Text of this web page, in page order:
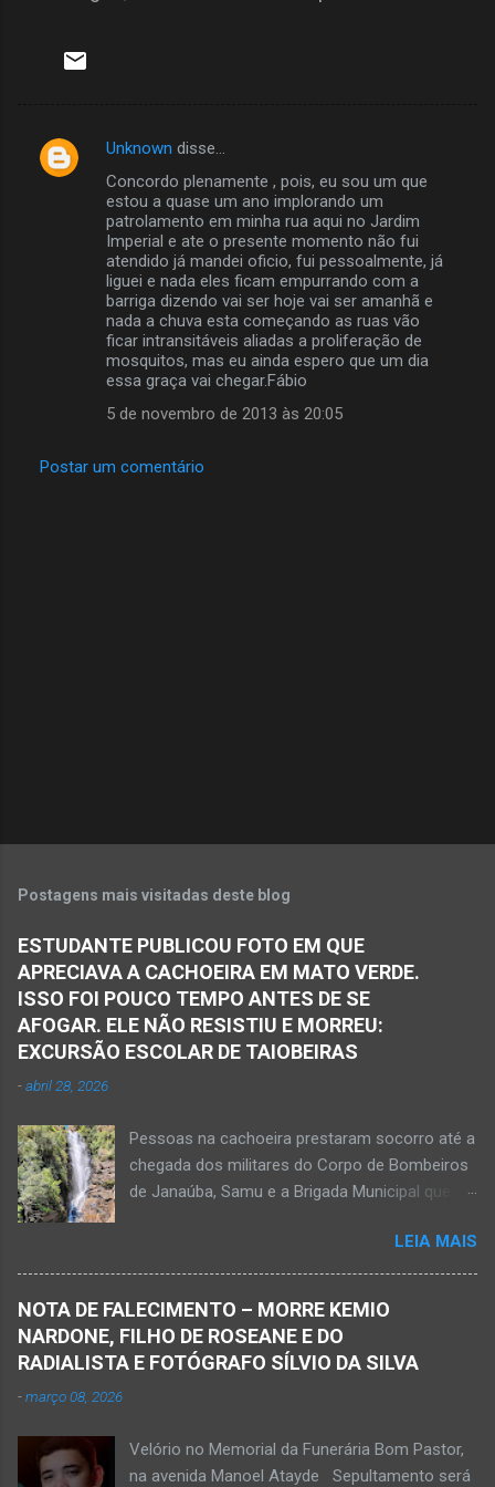
C
s
Unknown disse…
Concordo plenamente , pois, eu sou um que
estou a quase um ano implorando um
patrolamento em minha rua aqui no Jardim
Imperial e ate o presente momento não fui
atendido já mandei oficio, fui pessoalmente, já
liguei e nada eles ficam empurrando com a
barriga dizendo vai ser hoje vai ser amanhã e
nada a chuva esta começando as ruas vão
ficar intransitáveis aliadas a proliferação de
mosquitos, mas eu ainda espero que um dia
essa graça vai chegar.Fábio
5 de novembro de 2013 às 20:05
Postar um comentário
Postagens mais visitadas deste blog
ESTUDANTE PUBLICOU FOTO EM QUE
APRECIAVA A CACHOEIRA EM MATO VERDE.
ISSO FOI POUCO TEMPO ANTES DE SE
AFOGAR. ELE NÃO RESISTIU E MORREU:
EXCURSÃO ESCOLAR DE TAIOBEIRAS
-abril 28, 2026
Pessoas na cachoeira prestaram socorro até a
chegada dos militares do Corpo de Bombeiros
de Janaúba, Samu e a Brigada Municipal que
resistiu e foi a óbito Foto álbum pessoal Kauan
Pereira Alves publicou em sua rede social a
foto em que apreciava a Cachoeira Maria Rosa,
em Mato Verde, pouco tempo antes de se
afogar e depois vir a óbito nesta terça-feira, dia
socorrem estudante que se afogou em
LEIA MAIS
NOTA DE FALECIMENTO – MORRE KEMIO
NARDONE, FILHO DE ROSEANE E DO
RADIALISTA E FOTÓGRAFO SÍLVIO DA SILVA
-março 08, 2026
Velório no Memorial da Funerária Bom Pastor,
na avenida Manoel Atayde Sepultamento será